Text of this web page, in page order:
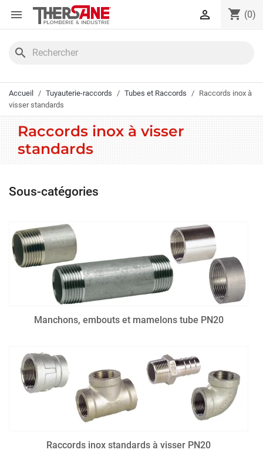
Panneau de gestion des cookies
 shopping_cart (0)

search
Accueil Tuyauterie-raccords Tubes et Raccords
Raccords inox à
visser standards
Raccords inox à visser
standards
Sous-catégories
Manchons, embouts et mamelons tube PN20
Raccords inox standards à visser PN20